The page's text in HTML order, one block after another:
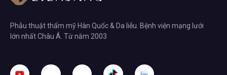
Phẫu thuật thẩm mỹ Hàn Quốc & Da liễu. Bệnh viện mạng lưới
lớn nhất Châu Á. Từ năm 2003